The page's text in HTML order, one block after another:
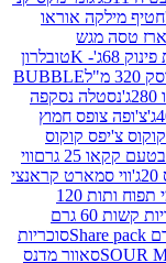
אוראו
טובלרון
BUBBLE
נסקפה
חמוץ
ווי
קראנצי
SKILLS DUO סוכריות על מקל בטעמי תפוח ותות 120
סוכריות קשות 60 גרם
סוכריות
מדנס